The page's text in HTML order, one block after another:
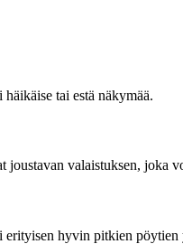
tai estä näkymää.
valaistuksen, joka
hyvin pitkien